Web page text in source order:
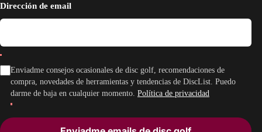
Dirección de email
Enviadme consejos ocasionales de disc golf, recomendaciones de
compra, novedades de herramientas y tendencias de DiscList. Puedo
darme de baja en cualquier momento. Política de privacidad